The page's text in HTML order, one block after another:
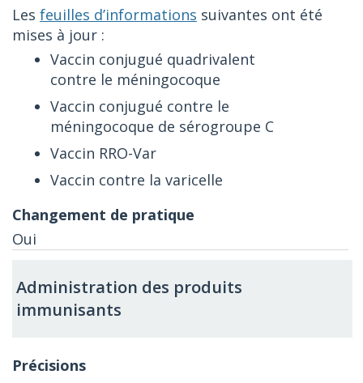
Les feuilles d’informations suivantes ont été
mises à jour :
Vaccin conjugué quadrivalent
contre le méningocoque
Vaccin conjugué contre le
méningocoque de sérogroupe C
Vaccin RRO-Var
Vaccin contre la varicelle
Oui
Administration des produits
immunisants